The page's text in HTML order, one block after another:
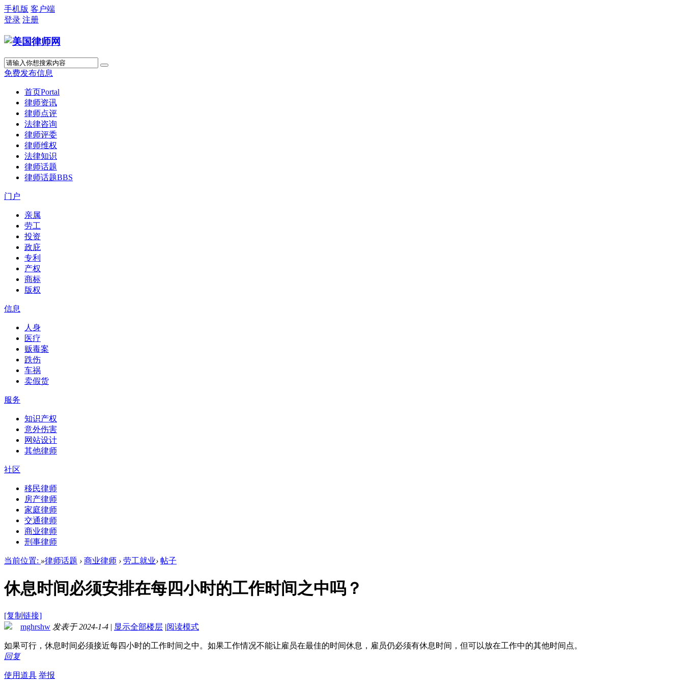
手机版 客户端
登录 注册
免费发布信息
首页Portal
律师资讯
律师点评
法律咨询
律师评委
律师维权
法律知识
律师话题
律师话题BBS
门户
亲属
劳工
投资
政庇
专利
产权
商标
版权
信息
人身
医疗
贩毒案
跌伤
车祸
卖假货
服务
知识产权
意外伤害
网站设计
其他律师
社区
移民律师
房产律师
家庭律师
交通律师
商业律师
刑事律师
当前位置: »律师话题 › 商业律师 › 劳工就业› 帖子
休息时间必须安排在每四小时的工作时间之中吗？
[复制链接]
mghrshw 发表于 2024-1-4 | 显示全部楼层 |阅读模式
如果可行，休息时间必须接近每四小时的工作时间之中。如果工作情况不能让雇员在最佳的时间休息，雇员仍必须有休息时间，但可以放在工作中的其他时间点。
回复
使用道具 举报